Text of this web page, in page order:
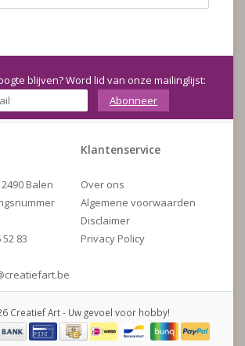
blijven? Word lid van onze mailinglijst:
Abonneer
Balen
52 83
Klantenservice
Over ons
Algemene voorwaarden
Disclaimer
Privacy Policy
Creatief Art - Uw gevoel voor hobby!